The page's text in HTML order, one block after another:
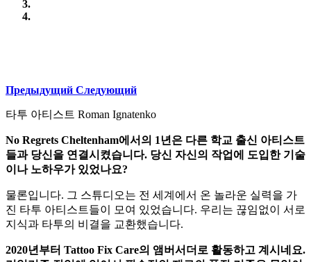
Предыдущий Следующий
타투 아티스트 Roman Ignatenko
No Regrets Cheltenham에서의 1년은 다른 학교 출신 아티스트
들과 당신을 연결시켰습니다. 당신 자신의 작업에 도입한 기술
이나 노하우가 있었나요?
물론입니다. 그 스튜디오는 전 세계에서 온 놀라운 실력을 가
진 타투 아티스트들이 모여 있었습니다. 우리는 끊임없이 서로
지식과 타투의 비결을 교환했습니다.
2020년부터 Tattoo Fix Care의 앰버서더로 활동하고 계시네요.